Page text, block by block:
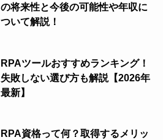
の将来性と今後の可能性や年収に
ついて解説！
RPAツールおすすめランキング！
失敗しない選び方も解説【2026年
最新】
RPA資格って何？取得するメリッ